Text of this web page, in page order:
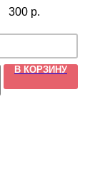
300 р.
В КОРЗИНУ